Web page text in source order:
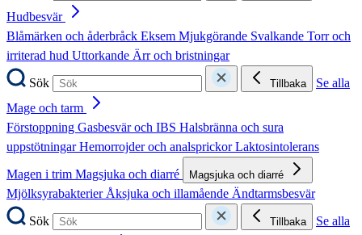
Hudbesvär
Blåmärken och åderbråck Eksem Mjukgörande Svalkande Torr och
irriterad hud Uttorkande Ärr och bristningar
Sök
Tillbaka
Se alla
Mage och tarm
Förstoppning Gasbesvär och IBS Halsbränna och sura
uppstötningarHemorrojder och analsprickorLaktosintolerans
Magen i trim Magsjuka och diarré Magsjuka och diarré
MjölksyrabakterierÅksjuka och illamående Ändtarmsbesvär
Sök
Tillbaka
Se alla